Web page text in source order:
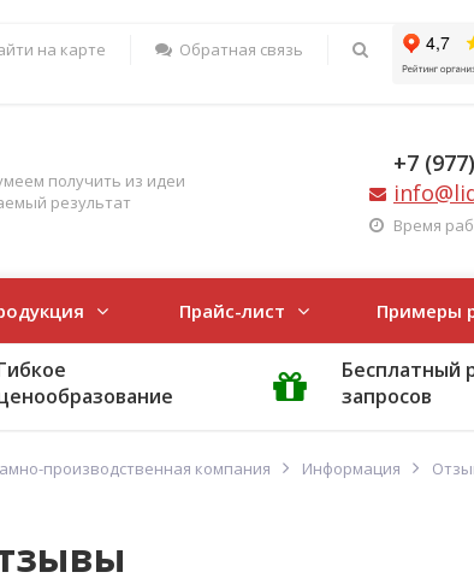
на карте Обратная связь
получить из идеи
результат
+7
Время
Прайс-лист Примеры
Бесплатный
запросов
производственная компания Информация